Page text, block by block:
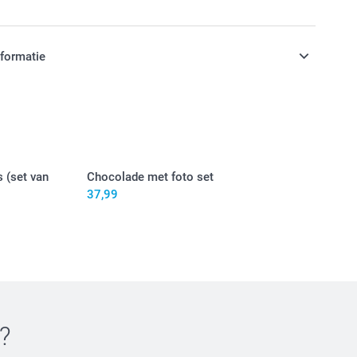
met lekkere snoepjes
zachte fruitgummies in verschillende smaken
(set van
Chocolade met foto set
37,99
?